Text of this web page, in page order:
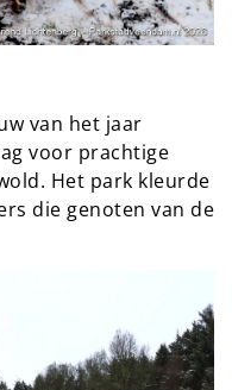
van het jaar
voor prachtige
Het park kleurde
die genoten van de